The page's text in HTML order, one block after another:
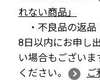
れない商品」
・不良品の返品
8日以内にお申し
い場合もござい
ください。